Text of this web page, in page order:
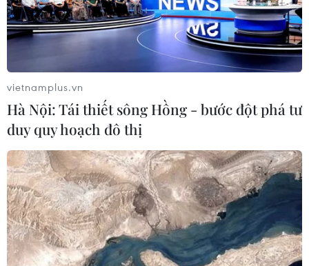
vietnamplus.vn
Hà Nội: Tái thiết sông Hồng - bước đột phá tư
duy quy hoạch đô thị